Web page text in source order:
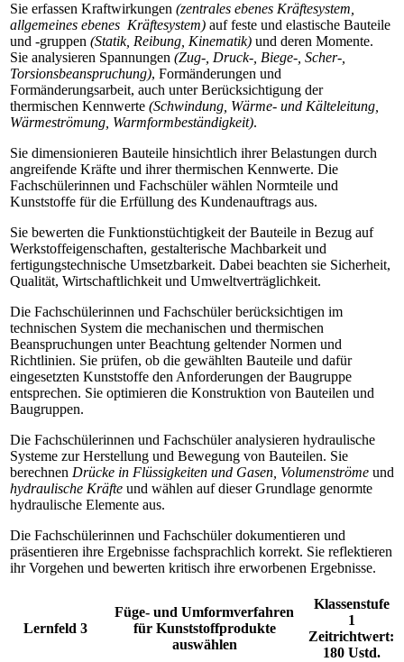
Sie erfassen Kraftwirkungen (zentrales ebenes Kräftesystem,
allgemeines ebenes Kräftesystem) auf feste und elastische Bauteile
und -gruppen (Statik, Reibung, Kinematik) und deren Momente.
Sie analysieren Spannungen (Zug-, Druck-, Biege-, Scher-,
Torsionsbeanspruchung), Formänderungen und
Formänderungsarbeit, auch unter Berücksichtigung der
thermischen Kennwerte (Schwindung, Wärme- und Kälteleitung,
Wärmeströmung, Warmformbeständigkeit).
Sie dimensionieren Bauteile hinsichtlich ihrer Belastungen durch
angreifende Kräfte und ihrer thermischen Kennwerte. Die
Fachschülerinnen und Fachschüler wählen Normteile und
Kunststoffe für die Erfüllung des Kundenauftrags aus.
Sie bewerten die Funktionstüchtigkeit der Bauteile in Bezug auf
Werkstoffeigenschaften, gestalterische Machbarkeit und
fertigungstechnische Umsetzbarkeit. Dabei beachten sie Sicherheit,
Qualität, Wirtschaftlichkeit und Umweltverträglichkeit.
Die Fachschülerinnen und Fachschüler berücksichtigen im
technischen System die mechanischen und thermischen
Beanspruchungen unter Beachtung geltender Normen und
Richtlinien. Sie prüfen, ob die gewählten Bauteile und dafür
eingesetzten Kunststoffe den Anforderungen der Baugruppe
entsprechen. Sie optimieren die Konstruktion von Bauteilen und
Baugruppen.
Die Fachschülerinnen und Fachschüler analysieren hydraulische
Systeme zur Herstellung und Bewegung von Bauteilen. Sie
berechnen Drücke in Flüssigkeiten und Gasen, Volumenströme und
hydraulische Kräfte und wählen auf dieser Grundlage genormte
hydraulische Elemente aus.
Die Fachschülerinnen und Fachschüler dokumentieren und
präsentieren ihre Ergebnisse fachsprachlich korrekt. Sie reflektieren
ihr Vorgehen und bewerten kritisch ihre erworbenen Ergebnisse.
Lernfeld 3
Füge- und Umformverfahren
für Kunststoffprodukte
auswählen
Klassenstufe
1
Zeitrichtwert:
180 Ustd.